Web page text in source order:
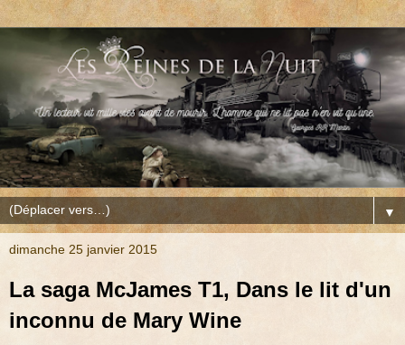
▼
dimanche 25 janvier 2015
La saga McJames T1, Dans le lit d'un
inconnu de Mary Wine